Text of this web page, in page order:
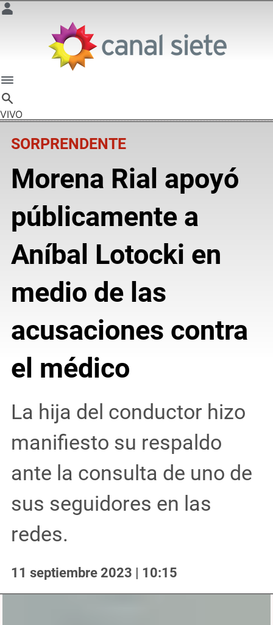
VIVO
SORPRENDENTE
Morena Rial apoyó
públicamente a
Aníbal Lotocki en
medio de las
acusaciones contra
el médico
La hija del conductor hizo
manifiesto su respaldo
ante la consulta de uno de
sus seguidores en las
redes.
11 septiembre 2023 | 10:15